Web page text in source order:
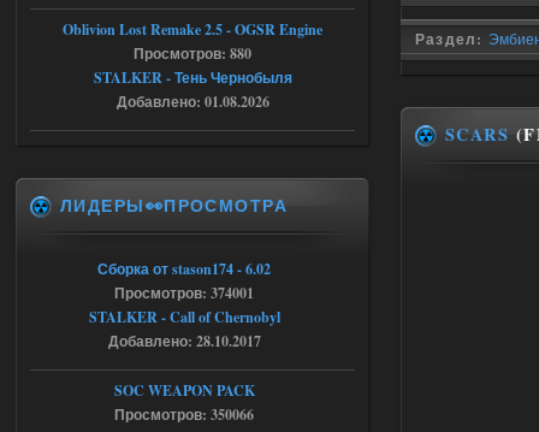
Раздел:
SCARS
Ответить ➤
05.08.2026
Тайна Зоны - Remaster 2026
Stalker-Mods-Clan-su
Ответить ➤
05.08.2026
AndreySA
[05.08.26
20:23:10.934] [17468]
[error]Expression : FATAL ERROR
[error]Function :
CScriptEngine::lua_pcall_failed
Oblivion Lost Remake 2.5 - OGSR Engine
Просмотров: 880
STALKER - Тень Чернобыля
Добавлено: 01.08.2026
ЛИДЕРЫ👀ПРОСМОТРА
Сборка от stason174 - 6.02
Просмотров: 374001
STALKER - Call of Chernobyl
Добавлено: 28.10.2017
SOC WEAPON PACK
Просмотров: 350066